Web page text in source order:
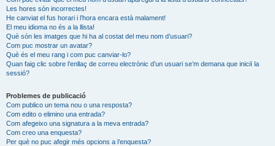
Les hores són incorrectes!
He canviat el fus horari i l’hora encara està malament!
El meu idioma no és a la llista!
Què són les imatges que hi ha al costat del meu nom d’usuari?
Com puc mostrar un avatar?
Què és el meu rang i com puc canviar-lo?
Quan faig clic sobre l’enllaç de correu electrònic d’un usuari se’m demana que iniciï la
sessió?
Problemes de publicació
Com publico un tema nou o una resposta?
Com edito o elimino una entrada?
Com afegeixo una signatura a la meva entrada?
Com creo una enquesta?
Per què no puc afegir més opcions a l’enquesta?